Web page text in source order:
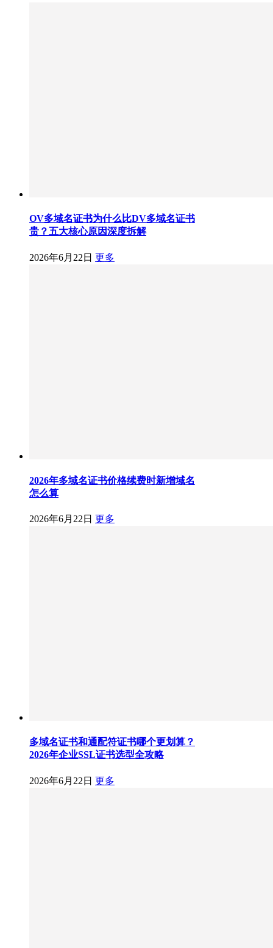
OV多域名证书为什么比DV多域名证书
贵？五大核心原因深度拆解
2026年6月22日 更多
2026年多域名证书价格续费时新增域名
怎么算
2026年6月22日 更多
多域名证书和通配符证书哪个更划算？
2026年企业SSL证书选型全攻略
2026年6月22日 更多